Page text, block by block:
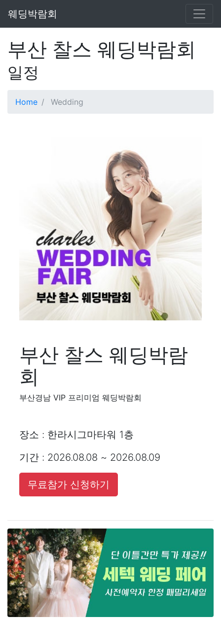
웨딩박람회
부산 찰스 웨딩박람회
일정
Home Wedding
부산 찰스 웨딩박람
회
부산경남 VIP 프리미엄 웨딩박람회
장소 : 한라시그마타워 1층
기간 : 2026.08.08 ~ 2026.08.09
무료참가 신청하기